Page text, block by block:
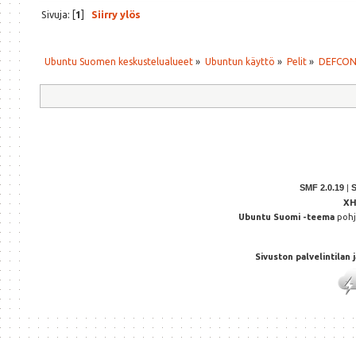
Sivuja: [1] Siirry ylös
Ubuntu Suomen keskustelualueet » Ubuntun käyttö » Pelit»
SMF 2.0.19 |
Ubuntu Suomi -teema
Sivuston palvelintilan